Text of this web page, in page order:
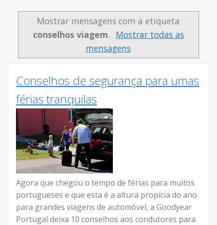
Mostrar mensagens com a etiqueta
conselhos viagem. Mostrar todas as
mensagens
Conselhos de segurança para umas
férias tranquilas
Agora que chegou o tempo de férias para muitos
portugueses e que esta é a altura propícia do ano
para grandes viagens de automóvel, a Goodyear
Portugal deixa 10 conselhos aos condutores para